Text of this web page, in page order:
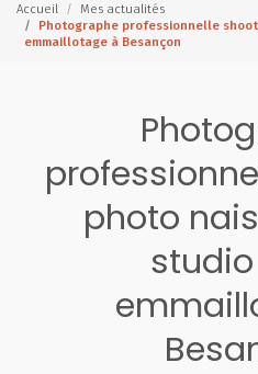
Accueil
Mes actualités
Photographe professionnelle
emmaillotage à Besançon
photo